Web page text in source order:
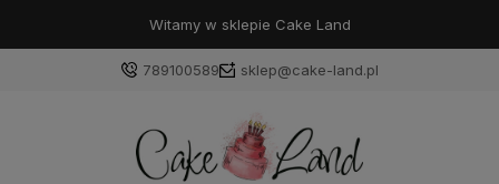
Witamy w sklepie Cake Land
789100589 sklep@cake-land.pl